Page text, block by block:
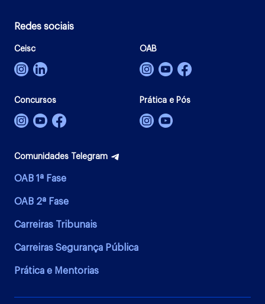
Redes sociais
Ceisc OAB
Concursos Prática e Pós
Comunidades Telegram
OAB 1ª Fase
OAB 2ª Fase
Carreiras Tribunais
Carreiras Segurança Pública
Prática e Mentorias